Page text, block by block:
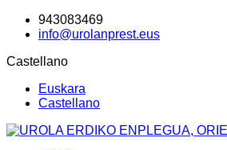
943083469
info@urolanprest.eus
Castellano
Euskara
Castellano